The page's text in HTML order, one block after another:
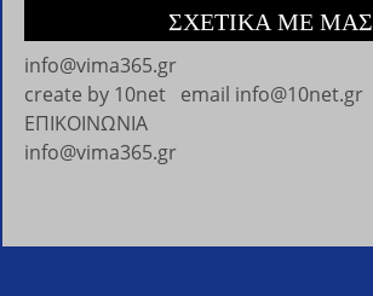
ΣΧΕΤΙΚΑ ΜΕ ΜΑΣ
info@vima365.gr
create by 10net email info@10net.gr
ΕΠΙΚΟΙΝΩΝΙΑ
info@vima365.gr